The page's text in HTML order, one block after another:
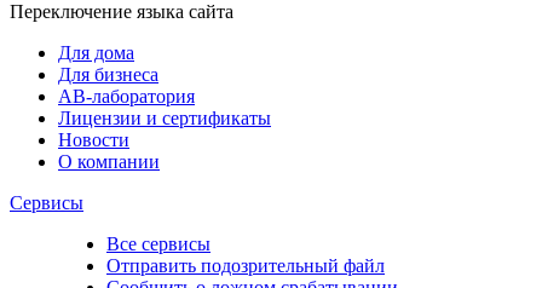
Переключение языка сайта
Для дома
Для бизнеса
АВ-лаборатория
Лицензии и сертификаты
Новости
О компании
Сервисы
Все сервисы
Отправить подозрительный файл